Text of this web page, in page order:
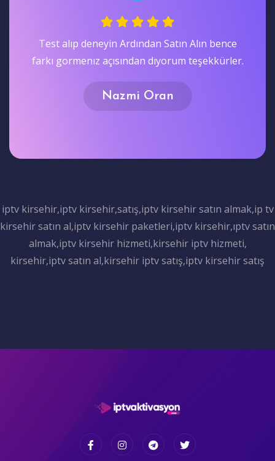
Test alıp deneyin Ardından Satın Alın bence
farkı gormenız açısından dıyorum teşekkürler.
Nazmi Oran
iptv kirsehir,iptv kirsehir,satış,iptv kirsehir satın almak,ip tv
kirsehir satın al,iptv kirsehir paketleri,iptv kirsehir,ıptv satın
almak,iptv kirsehir hizmeti,kirsehir iptv hizmeti,
kirsehir,iptv satın al,kirsehir iptv satış,iptv kirsehir satış